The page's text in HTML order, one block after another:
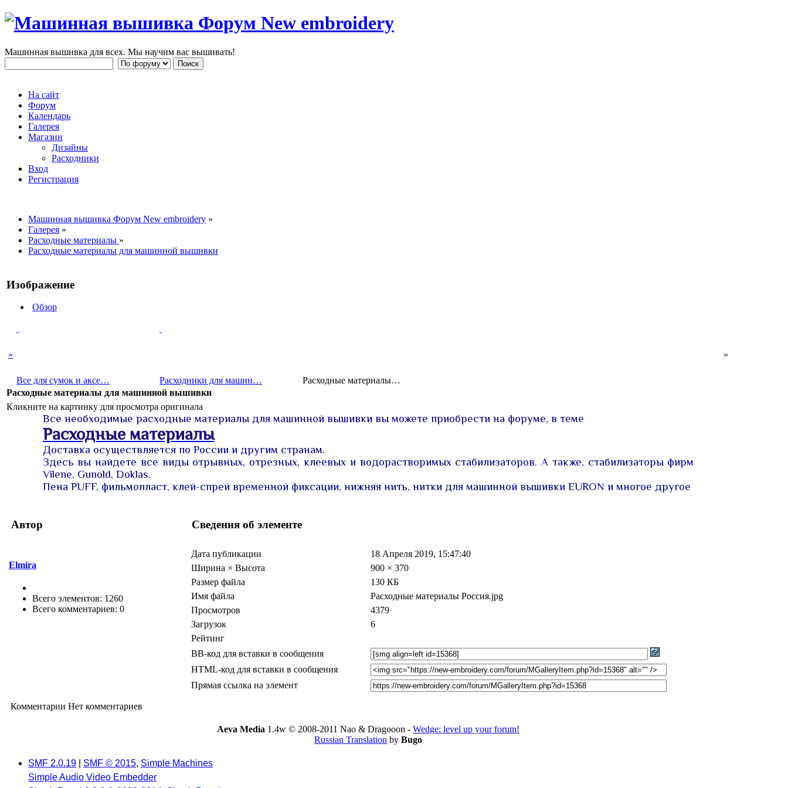
Машинная вышивка для всех. Мы научим вас вышивать!
На сайт
Форум
Календарь
Галерея
Магазин
Дизайны
Расходники
Вход
Регистрация
Машинная вышивка Форум New embroidery »
Галерея »
Расходные материалы »
Расходные материалы для машинной вышивки
Изображение
Обзор
« »
Все для сумок и аксе… Расходни­ки для машин…
Расходны­е материал­ы…
Расходные материалы для машинной вышивки
Кликните на картинку для просмотра оригинала
Все необходимые расходные материалы для машинной вышивки вы можете приобрести на форуме, в теме
Расходные материалы
Доставка осуществляется по России и другим странам.
Здесь вы найдете все виды отрывных, отрезных, клеевых и водорастворимых стабилизаторов. А также, стабилизаторы фирм
Vilene, Gunold, Doklas.
Пена PUFF, фильмопласт, клей-спрей временной фиксации, нижняя нить, нитки для машинной вышивки EURON и многое другое
Автор Сведения об элементе
Elmira
Всего элементов: 1260
Всего комментариев: 0
Дата публикации
18 Апреля 2019, 15:47:40
Ширина × Высота
900 × 370
Размер файла
130 КБ
Имя файла
Расходные материалы Россия.jpg
Просмотров
4379
Загрузок
6
Рейтинг
BB-код для вставки в сообщения
HTML-код для вставки в сообщения
Прямая ссылка на элемент
Комментарии Нет комментариев
Aeva Media 1.4w © 2008-2011 Nao & Dragooon - Wedge: level up your forum!
Russian Translation by Bugo
SMF 2.0.19 SMF © 2015, Simple Machines
Simple Audio Video Embedder